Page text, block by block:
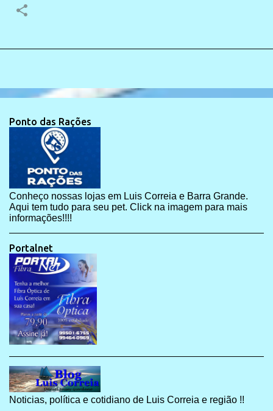
Ponto das Rações
Conheço nossas lojas em Luis Correia e Barra Grande.
Aqui tem tudo para seu pet. Click na imagem para mais
informações!!!!
Portalnet
Noticias, política e cotidiano de Luis Correia e região !!